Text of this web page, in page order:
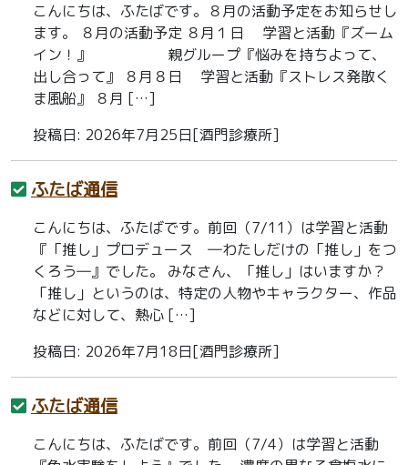
こんにちは、ふたばです。８月の活動予定をお知らせし
ます。 ８月の活動予定 ８月１日 学習と活動『ズーム
イン！』 親グループ『悩みを持ちよって、
出し合って』 ８月８日 学習と活動『ストレス発散く
ま風船』 ８月 […]
投稿日: 2026年7月25日[酒門診療所]
ふたば通信
こんにちは、ふたばです。前回（7/11）は学習と活動
『「推し」プロデュース ―わたしだけの「推し」をつ
くろう―』でした。 みなさん、「推し」はいますか？
「推し」というのは、特定の人物やキャラクター、作品
などに対して、熱心 […]
投稿日: 2026年7月18日[酒門診療所]
ふたば通信
こんにちは、ふたばです。前回（7/4）は学習と活動